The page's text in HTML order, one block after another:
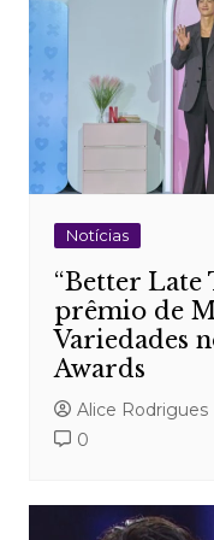
Notícias
“Better Late
prêmio de
Variedades
Awards
Alice Rodrigues
0